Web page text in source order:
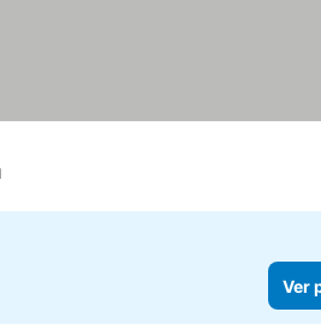
Ver